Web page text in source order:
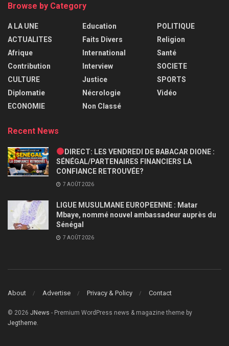
Browse by Category
A LA UNE
ACTUALITES
Afrique
Contribution
CULTURE
Diplomatie
ECONOMIE
Education
Faits Divers
International
Interview
Justice
Nécrologie
Non Classé
POLITIQUE
Religion
Santé
SOCIETE
SPORTS
Vidéo
Recent News
DIRECT: LES VENDREDI DE BABACAR DIONE :
SÉNÉGAL/PARTENAIRES FINANCIERS LA
CONFIANCE RETROUVÉE?
7 AOÛT 2026
LIGUE MUSULMANE EUROPEENNE : Matar
Mbaye, nommé nouvel ambassadeur auprès du
Sénégal
7 AOÛT 2026
About Advertise Privacy & Policy Contact
© 2026 JNews - Premium WordPress news & magazine theme by
Jegtheme